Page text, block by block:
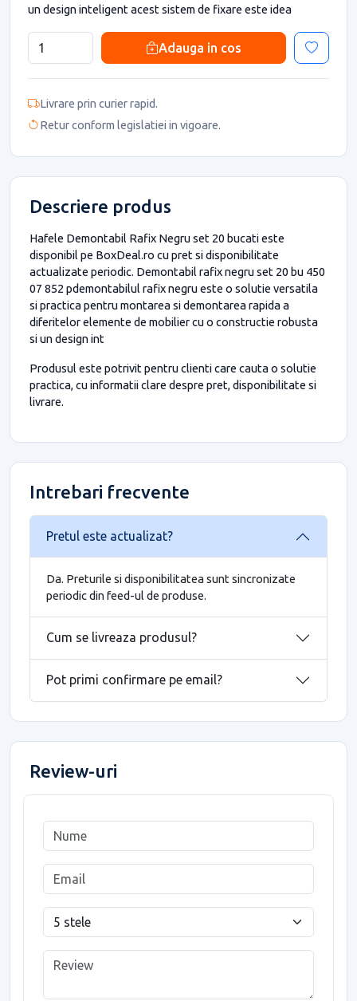
un design inteligent acest sistem de fixare este idea
Adauga in cos
Livrare prin curier rapid.
Retur conform legislatiei in vigoare.
Descriere produs
Hafele Demontabil Rafix Negru set 20 bucati este
disponibil pe BoxDeal.ro cu pret si disponibilitate
actualizate periodic. Demontabil rafix negru set 20 bu 450
07 852 pdemontabilul rafix negru este o solutie versatila
si practica pentru montarea si demontarea rapida a
diferitelor elemente de mobilier cu o constructie robusta
si un design int
Produsul este potrivit pentru clienti care cauta o solutie
practica, cu informatii clare despre pret, disponibilitate si
livrare.
Intrebari frecvente
Pretul este actualizat?
Da. Preturile si disponibilitatea sunt sincronizate
periodic din feed-ul de produse.
Cum se livreaza produsul?
Pot primi confirmare pe email?
Review-uri